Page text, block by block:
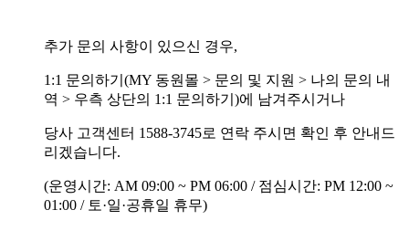
추가 문의 사항이 있으신 경우,
1:1 문의하기(MY 동원몰 > 문의 및 지원 > 나의 문의 내
역 > 우측 상단의 1:1 문의하기)에 남겨주시거나
당사 고객센터 1588-3745로 연락 주시면 확인 후 안내드
리겠습니다.
(운영시간: AM 09:00 ~ PM 06:00 / 점심시간: PM 12:00 ~
01:00 / 토·일·공휴일 휴무)